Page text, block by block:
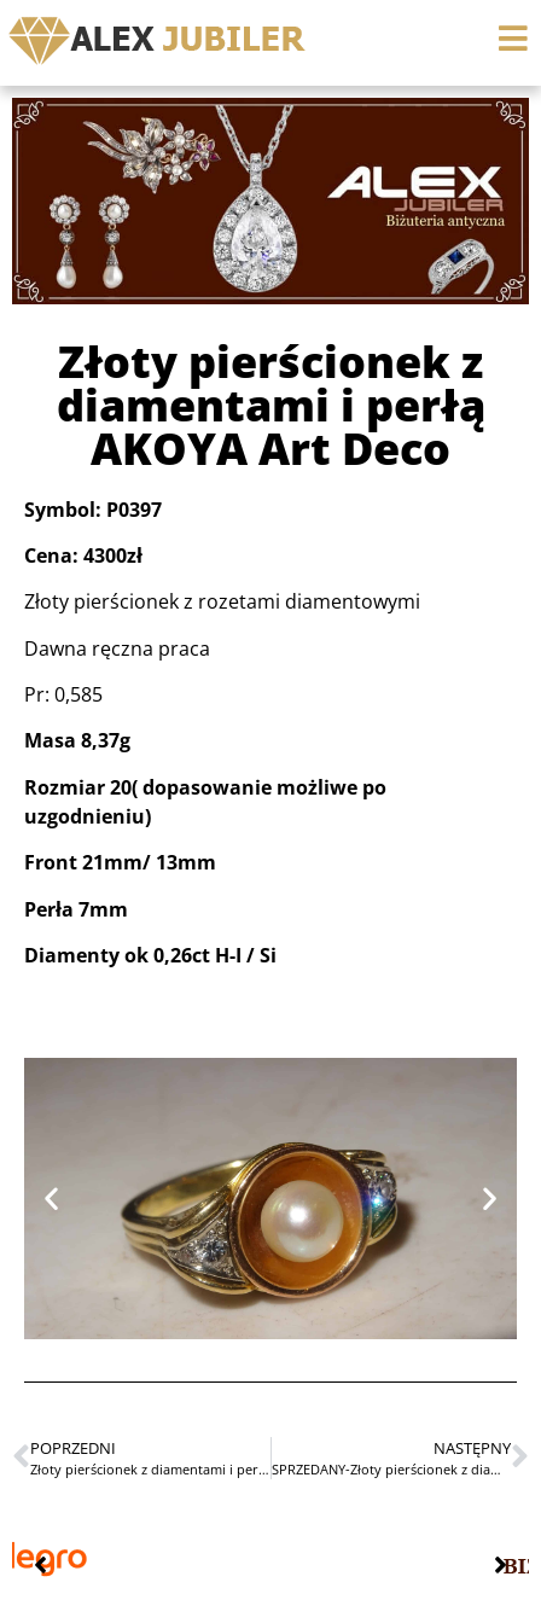
Złoty pierścionek z
diamentami i perłą
AKOYA Art Deco
Symbol: P0397
Cena: 4300zł
Złoty pierścionek z rozetami diamentowymi
Dawna ręczna praca
Pr: 0,585
Masa 8,37g
Rozmiar 20( dopasowanie możliwe po
uzgodnieniu)
Front 21mm/ 13mm
Perła 7mm
Diamenty ok 0,26ct H-I / Si
POPRZEDNI
Złoty pierścionek z diamentami i perłą akoya
NASTĘPNY
SPRZEDANY-Złoty pierścionek z diamentami i turmalinem